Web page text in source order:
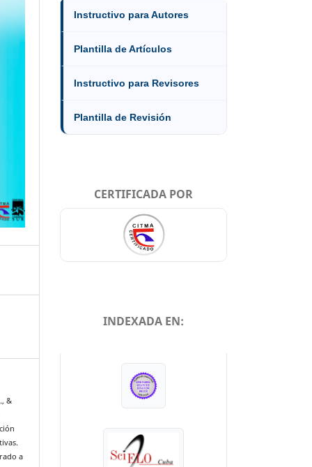
&
a
Instructivo para Autores
Plantilla de Artículos
Instructivo para Revisores
Plantilla de Revisión
CERTIFICADA POR
INDEXADA EN: